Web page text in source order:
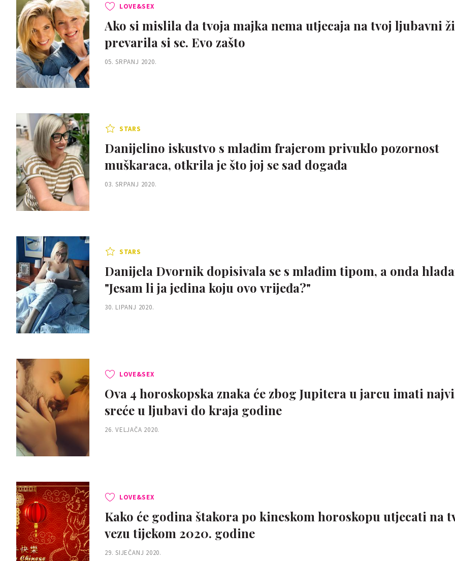
LOVE&SEX
Ako si mislila da tvoja majka nema utjecaja na tvoj ljubavni
prevarila si se. Evo zašto
05. SRPANJ 2020.
STARS
Danijelino iskustvo s mlađim frajerom privuklo pozornost
muškaraca, otkrila je što joj se sad događa
03. SRPANJ 2020.
STARS
Danijela Dvornik dopisivala se s mlađim tipom, a onda
"Jesam li ja jedina koju ovo vrijeđa?"
30. LIPANJ 2020.
LOVE&SEX
Ova 4 horoskopska znaka će zbog Jupitera u jarcu imati
sreće u ljubavi do kraja godine
26. VELJAČA 2020.
LOVE&SEX
Kako će godina štakora po kineskom horoskopu utjecati na
vezu tijekom 2020. godine
29. SIJEČANJ 2020.